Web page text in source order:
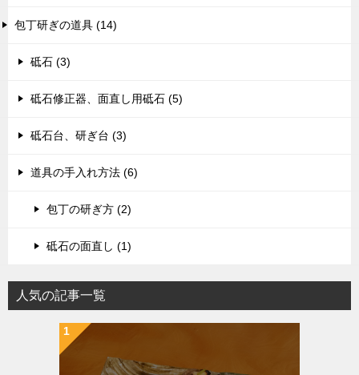
包丁研ぎの道具 (14)
砥石 (3)
砥石修正器、面直し用砥石 (5)
砥石台、研ぎ台 (3)
道具の手入れ方法 (6)
包丁の研ぎ方 (2)
砥石の面直し (1)
人気の記事一覧